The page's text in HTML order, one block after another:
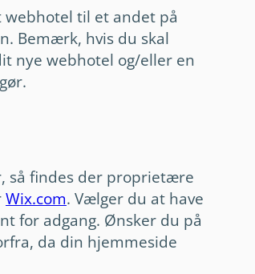
webhotel til et andet på
Bemærk, hvis du skal
nye webhotel og/eller en
så findes der proprietære
Wix.com. Vælger du at have
for adgang. Ønsker du på
da din hjemmeside